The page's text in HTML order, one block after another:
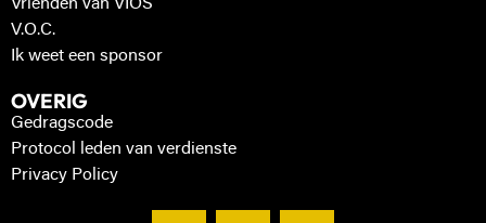
Vrienden van VIOS
V.O.C.
Ik weet een sponsor
OVERIG
Gedragscode
Protocol leden van verdienste
Privacy Policy